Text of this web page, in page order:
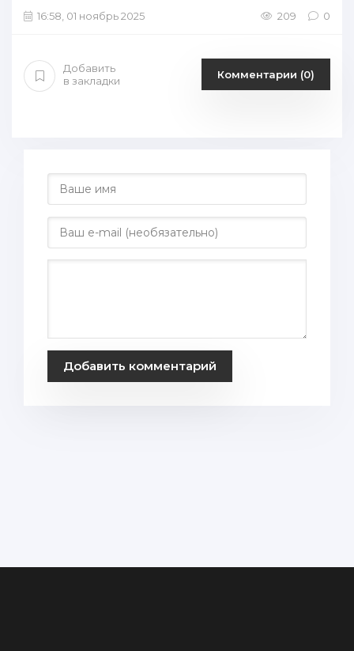
16:58, 01 ноябрь 2025 209 0
Добавить
в закладки
Комментарии (0)
Добавить комментарий